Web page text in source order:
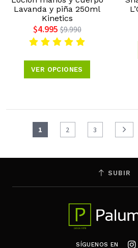
Lavanda y piña 250ml
Kinetics
$4.995 $9.990
VER OPCIONES
1 2 3
SUBIR
SÍGUENOS EN